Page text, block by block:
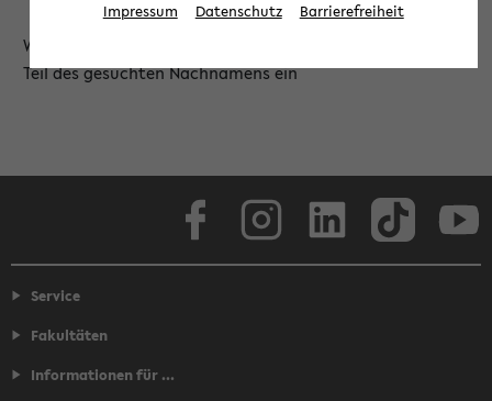
Wählen Sie die Einrichtung aus und/oder geben Sie einen
Teil des gesuchten Nachnamens ein
Service
Fakultäten
Informationen für ...
Impressum Datenschutz Barrierefreiheit